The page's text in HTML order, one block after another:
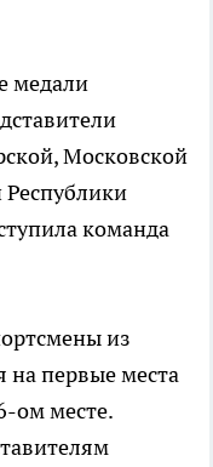
медали
Московской
Республики
команда
из
на первые места
ом месте.